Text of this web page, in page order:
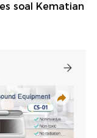
soal Kematian